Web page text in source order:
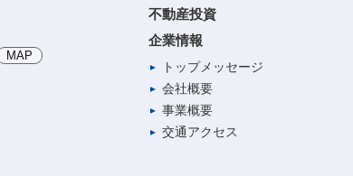
MAP
不動産投資
企業情報
トップメッセージ
会社概要
事業概要
交通アクセス